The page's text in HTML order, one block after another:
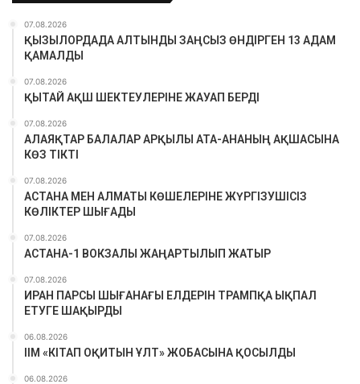
07.08.2026
ҚЫЗЫЛОРДАДА АЛТЫНДЫ ЗАҢСЫЗ ӨНДІРГЕН 13 АДАМ
ҚАМАЛДЫ
07.08.2026
ҚЫТАЙ АҚШ ШЕКТЕУЛЕРІНЕ ЖАУАП БЕРДІ
07.08.2026
АЛАЯҚТАР БАЛАЛАР АРҚЫЛЫ АТА-АНАНЫҢ АҚШАСЫНА
КӨЗ ТІКТІ
07.08.2026
АСТАНА МЕН АЛМАТЫ КӨШЕЛЕРІНЕ ЖҮРГІЗУШІСІЗ
КӨЛІКТЕР ШЫҒАДЫ
07.08.2026
АСТАНА-1 ВОКЗАЛЫ ЖАҢАРТЫЛЫП ЖАТЫР
07.08.2026
ИРАН ПАРСЫ ШЫҒАНАҒЫ ЕЛДЕРІН ТРАМПҚА ЫҚПАЛ
ЕТУГЕ ШАҚЫРДЫ
06.08.2026
ІІМ «КІТАП ОҚИТЫН ҰЛТ» ЖОБАСЫНА ҚОСЫЛДЫ
06.08.2026